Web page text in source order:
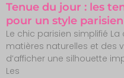
Tenue du jour : les
pour un style
Le chic parisien simplifié
matières naturelles et des
d’afficher une silhouette
Les